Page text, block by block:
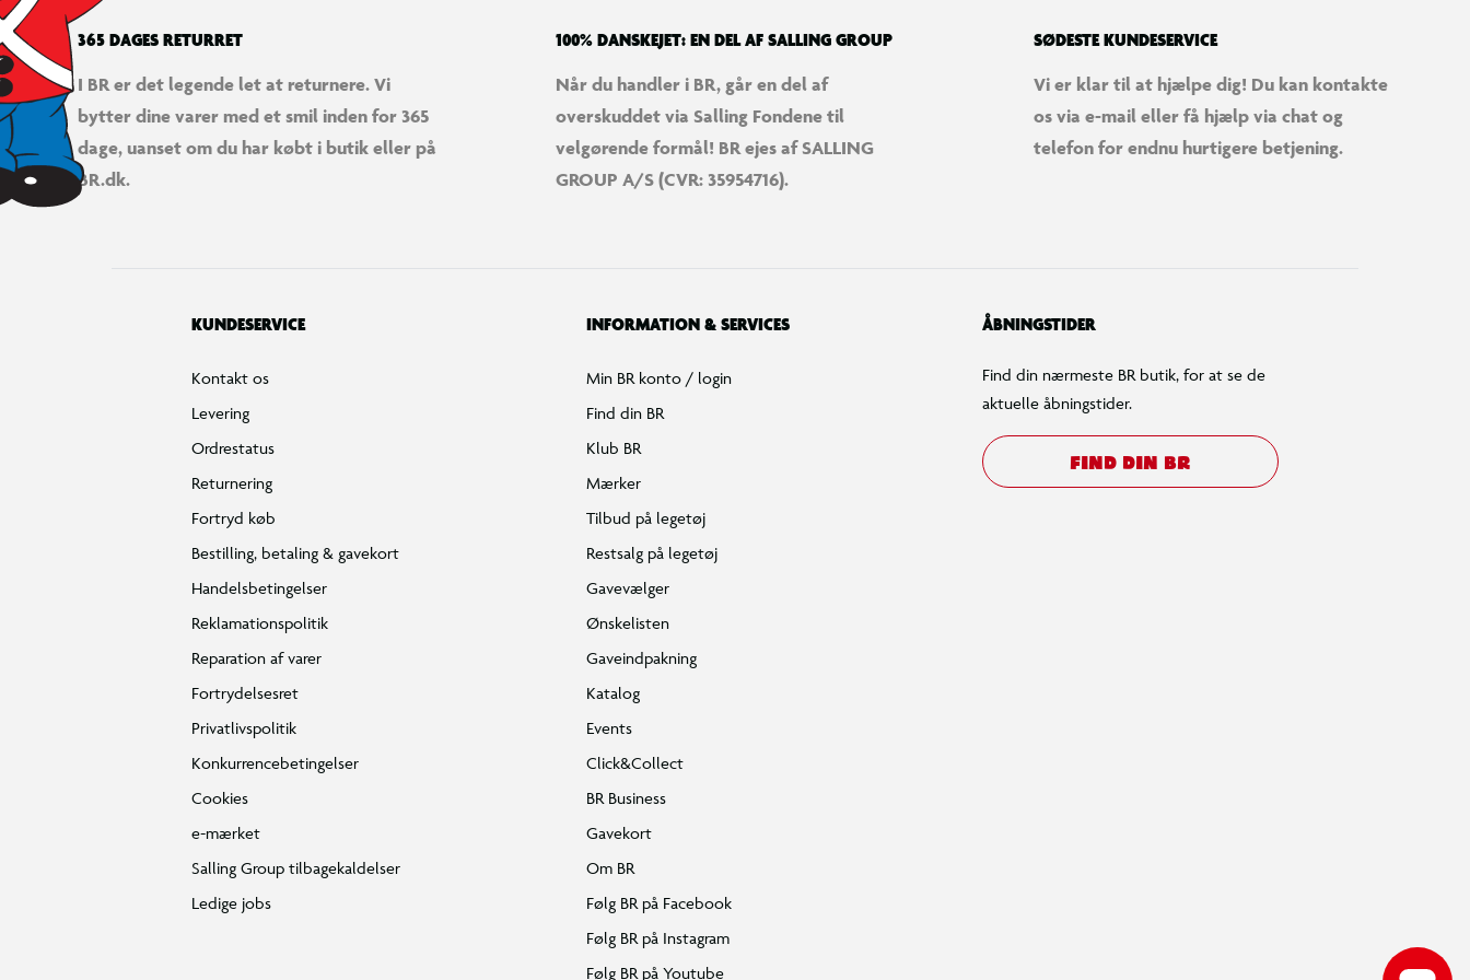
365 DAGES RETURRET
I BR er det legende let at returnere. Vi
bytter dine varer med et smil inden for 365
dage, uanset om du har købt i butik eller på
BR.dk.
100% DANSKEJET: EN DEL AF SALLING GROUP
Når du handler i BR, går en del af
overskuddet via Salling Fondene til
velgørende formål! BR ejes af SALLING
GROUP A/S (CVR: 35954716).
SØDESTE KUNDESERVICE
Vi er klar til at hjælpe dig! Du kan kontakte
os via e-mail eller få hjælp via chat og
telefon for endnu hurtigere betjening.
KUNDESERVICE
Kontakt os
Levering
Ordrestatus
Returnering
Fortryd køb
Bestilling, betaling & gavekort
Handelsbetingelser
Reklamationspolitik
Reparation af varer
Fortrydelsesret
Privatlivspolitik
Konkurrencebetingelser
Cookies
e-mærket
Salling Group tilbagekaldelser
Ledige jobs
INFORMATION & SERVICES
Min BR konto / login
Find din BR
Klub BR
Mærker
Tilbud på legetøj
Restsalg på legetøj
Gavevælger
Ønskelisten
Gaveindpakning
Katalog
Events
Click&Collect
BR Business
Gavekort
Om BR
Følg BR på Facebook
Følg BR på Instagram
Følg BR på Youtube
ÅBNINGSTIDER
Find din nærmeste BR butik, for at se de
aktuelle åbningstider.
FIND DIN BR